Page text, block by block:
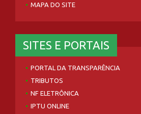
MAPA DO SITE
SITES E PORTAIS
PORTAL DA TRANSPARÊNCIA
TRIBUTOS
NF ELETRÔNICA
IPTU ONLINE